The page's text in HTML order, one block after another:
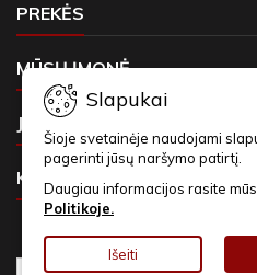
PREKĖS
MŪSŲ ĮMONĖ
JŪSŲ PASKYRA
KONTAKTAI
Slapukai
Šioje svetainėje naudojami
pagerinti jūsų naršymo patirtį.
Daugiau informacijos rasite
Politikoje.
Išeiti